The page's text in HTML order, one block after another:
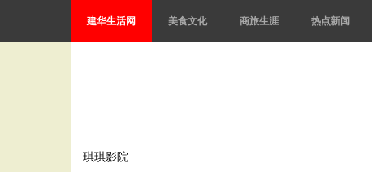
建华生活网 美食文化 商旅生涯 热点新闻
琪琪影院